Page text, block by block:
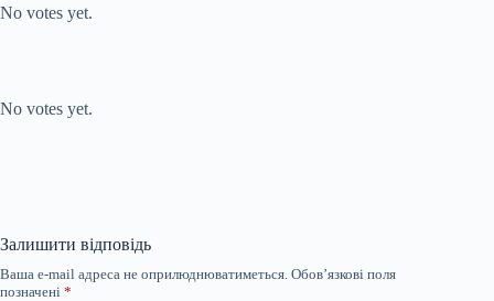
No votes yet.
No votes yet.
Залишити відповідь
Ваша e-mail адреса не оприлюднюватиметься. Обов’язкові поля
позначені *